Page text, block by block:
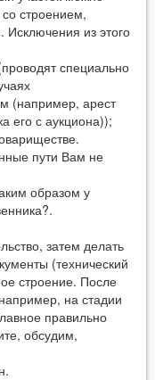
строением,
Исключения из этого
специально
(например, арест
его с аукциона));
пути Вам не
образом у
затем делать
(технический
строение. После
на стадии
правильно
обсудим,